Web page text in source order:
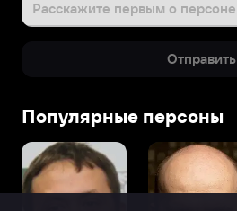
Расскажите первым о персоне
Отправить
Популярные персоны